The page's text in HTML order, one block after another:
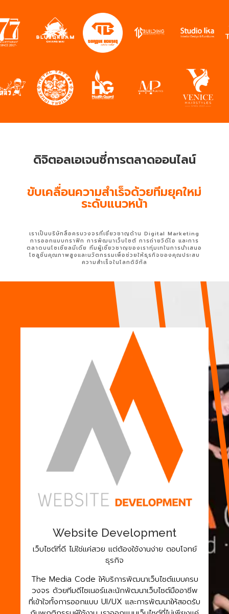
ดิจิตอลเอเจนซี่การตลาดออนไลน์
ขับเคลื่อนความสำเร็จด้วยทีมยุคใหม่
ระดับแนวหน้า
เราเป็นบริษัทสื่อครบวงจรที่เชี่ยวชาญด้าน Digital Marketing
การออกแบบกราฟิก การพัฒนาเว็บไซต์ การถ่ายวิดีโอ และการ
ตลาดบนโซเชียลมีเดีย ทีมผู้เชี่ยวชาญของเราทุ่มเทในการนำเสนอ
โซลูชั่นคุณภาพสูงและนวัตกรรมเพื่อช่วยให้ธุรกิจของคุณประสบ
ความสำเร็จในโลกดิจิทัล
Marketing Agency
เพราะการตลาดที่ดี...ต้องมีรหัสลับที่ใช่
The Media Code คือพาร์ทเนอร์ด้านการตลาดที่คุณ
วางใจได้ เราคือ Marketing Agency แบบครบวงจร
ที่พร้อมขับเคลื่อนแบรนด์ของคุณให้เติบโตอย่างยั่งยืนใน
ทุกแพลตฟอร์ม ตั้งแต่การวางกลยุทธ์ การสร้างคอน